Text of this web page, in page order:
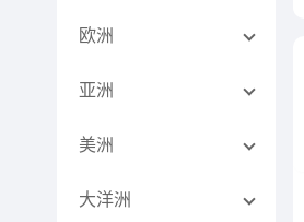
欧洲
亚洲
美洲
大洋洲